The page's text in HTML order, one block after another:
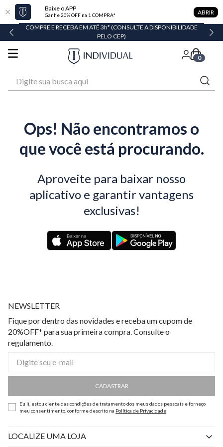
Baixe o APP
Ganhe 20% OFF na 1 COMPRA* ABRIR
COMPRE E RECEBA EM ATÉ 3h* (CONSULTE A DISPONIBILIDADE
PELO CEP)
0
Ops! Não encontramos o
que você está procurando.
Aproveite para baixar nosso
aplicativo e garantir vantagens
exclusivas!
NEWSLETTER
Fique por dentro das novidades e receba um cupom de
20%OFF* para sua primeira compra. Consulte o
regulamento.
CADASTRAR
Eu li, estou ciente das condições de tratamento dos meus dados pessoais e forneço
meu consentimento, conforme descrito na Política de Privacidade
LOCALIZE UMA LOJA